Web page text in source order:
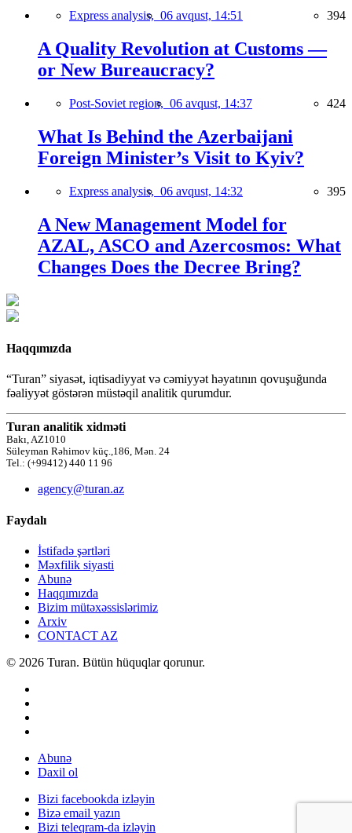
Express analysis, 06 avqust, 14:51 394
A Quality Revolution at Customs —
or New Bureaucracy?
Post-Soviet region, 06 avqust, 14:37 424
What Is Behind the Azerbaijani
Foreign Minister’s Visit to Kyiv?
Express analysis, 06 avqust, 14:32 395
A New Management Model for
AZAL, ASCO and Azercosmos: What
Changes Does the Decree Bring?
Haqqımızda
“Turan” siyasət, iqtisadiyyat və cəmiyyət həyatının qovuşuğunda
fəaliyyət göstərən müstəqil analitik qurumdur.
Turan analitik xidməti
Bakı, AZ1010
Süleyman Rəhimov küç.,186, Mən. 24
Tel.: (+99412) 440 11 96
agency@turan.az
Faydalı
İstifadə şərtləri
Məxfilik siyasti
Abunə
Haqqımızda
Bizim mütəxəssislərimiz
Arxiv
CONTACT AZ
© 2026 Turan. Bütün hüquqlar qorunur.
Abunə
Daxil ol
Bizi facebookda izləyin
Bizə email yazın
Bizi teleqram-da izləyin